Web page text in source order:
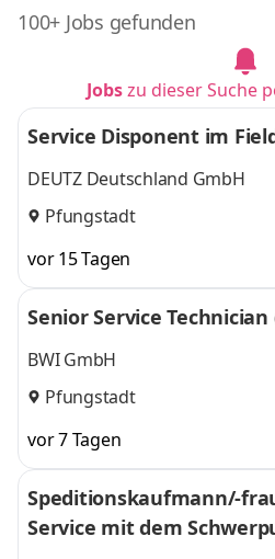
100+ Jobs gefunden
Jobszu dieser Suche
Service Disponent im
DEUTZ Deutschland GmbH
Pfungstadt
vor 15 Tagen
Senior Service
BWI GmbH
Pfungstadt
vor 7 Tagen
Speditionskaufmann/-
Service mit dem